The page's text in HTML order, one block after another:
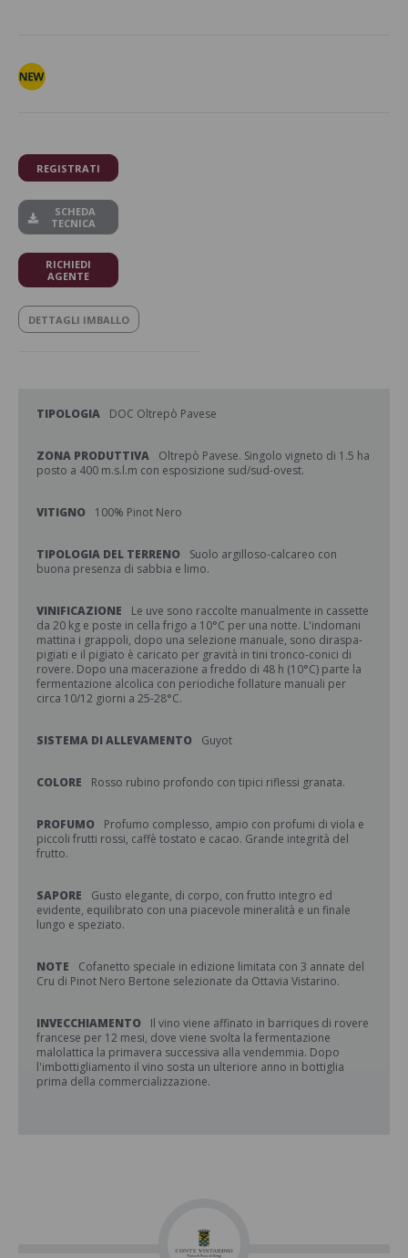
REGISTRATI
SCHEDA
TECNICA
RICHIEDI
AGENTE
DETTAGLI IMBALLO
TIPOLOGIA DOC Oltrepò Pavese
ZONA PRODUTTIVA
Oltrepò Pavese. Singolo vigneto di 1.5 ha
posto a 400 m.s.l.m con esposizione sud/sud-ovest.
VITIGNO 100% Pinot Nero
TIPOLOGIA DEL TERRENO
Suolo argilloso-calcareo con
buona presenza di sabbia e limo.
VINIFICAZIONE
Le uve sono raccolte manualmente in cassette
da 20 kg e poste in cella frigo a 10°C per una notte. L'indomani
mattina i grappoli, dopo una selezione manuale, sono diraspa-
pigiati e il pigiato è caricato per gravità in tini tronco-conici di
rovere. Dopo una macerazione a freddo di 48 h (10°C) parte la
fermentazione alcolica con periodiche follature manuali per
circa 10/12 giorni a 25-28°C.
SISTEMA DI ALLEVAMENTO Guyot
COLORE Rosso rubino profondo con tipici riflessi granata.
PROFUMO
Profumo complesso, ampio con profumi di viola e
piccoli frutti rossi, caffè tostato e cacao. Grande integrità del
frutto.
SAPORE
Gusto elegante, di corpo, con frutto integro ed
evidente, equilibrato con una piacevole mineralità e un finale
lungo e speziato.
NOTE
Cofanetto speciale in edizione limitata con 3 annate del
Cru di Pinot Nero Bertone selezionate da Ottavia Vistarino.
INVECCHIAMENTO
Il vino viene affinato in barriques di rovere
francese per 12 mesi, dove viene svolta la fermentazione
malolattica la primavera successiva alla vendemmia. Dopo
l'imbottigliamento il vino sosta un ulteriore anno in bottiglia
prima della commercializzazione.